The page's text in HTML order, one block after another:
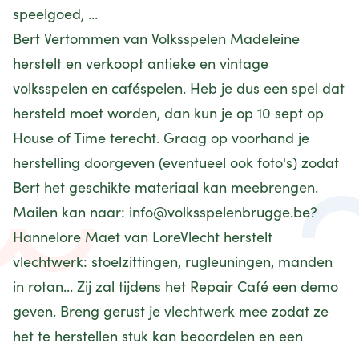
speelgoed, ...
Bert Vertommen van Volksspelen Madeleine
herstelt en verkoopt antieke en vintage
volksspelen en caféspelen. Heb je dus een spel dat
hersteld moet worden, dan kun je op 10 sept op
House of Time terecht. Graag op voorhand je
herstelling doorgeven (eventueel ook foto's) zodat
Bert het geschikte materiaal kan meebrengen.
Mailen kan naar: info@volksspelenbrugge.be?
Hannelore Maet van LoreVlecht herstelt
vlechtwerk: stoelzittingen, rugleuningen, manden
in rotan... Zij zal tijdens het Repair Café een demo
geven. Breng gerust je vlechtwerk mee zodat ze
het te herstellen stuk kan beoordelen en een